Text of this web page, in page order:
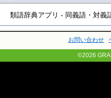
類語辞典アプリ - 同義語・対義
お問い合わせ
©2026